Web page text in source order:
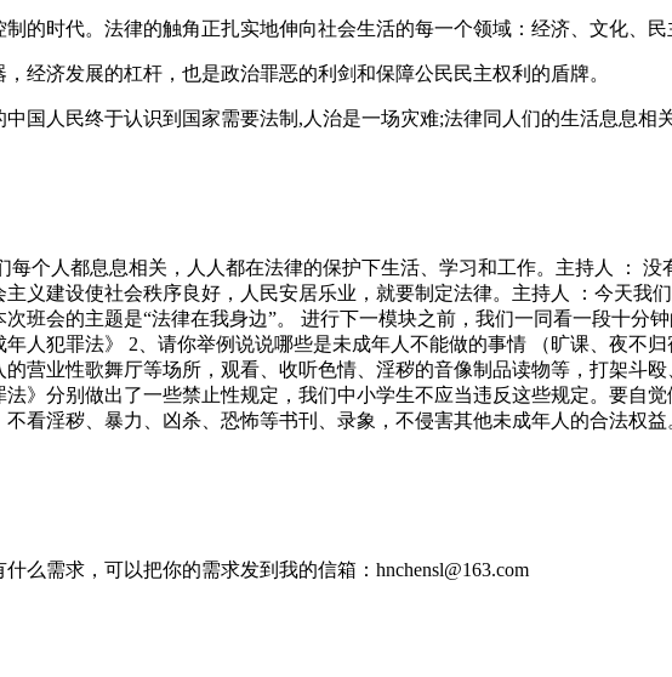
制的时代。法律的触角正扎实地伸向社会生活的每一个领域：经济、文化、
经济发展的杠杆，也是政治罪恶的利剑和保障公民民主权利的盾牌。
国人民终于认识到国家需要法制,人治是一场灾难;法律同人们的生活息息相关
个人都息息相关，人人都在法律的保护下生活、学习和工作。主持人 ：
义建设使社会秩序良好，人民安居乐业，就要制定法律。主持人 ：今天我
班会的主题是“法律在我身边”。 进行下一模块之前，我们一同看一段十分
年人犯罪法》 2、请你举例说说哪些是未成年人不能做的事情 （旷课、夜不
营业性歌舞厅等场所，观看、收听色情、淫秽的音像制品读物等，打架斗
》分别做出了一些禁止性规定，我们中小学生不应当违反这些规定。要自
看淫秽、暴力、凶杀、恐怖等书刊、录象，不侵害其他未成年人的合法权益
么需求，可以把你的需求发到我的信箱：hnchensl@163.com